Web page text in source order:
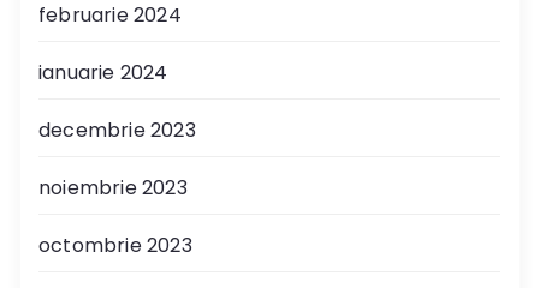
februarie 2024
ianuarie 2024
decembrie 2023
noiembrie 2023
octombrie 2023